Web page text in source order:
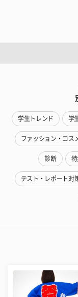
学生トレンド 学
ファッション・コス
診断
テスト・レポート対